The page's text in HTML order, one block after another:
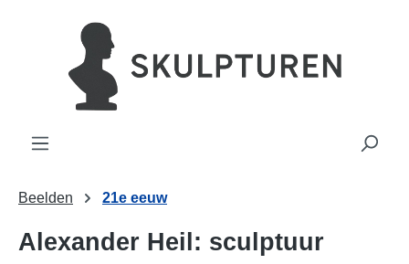
Beelden 21e eeuw
Alexander Heil: sculptuur